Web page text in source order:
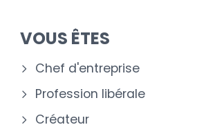
VOUS ÊTES
Chef d'entreprise
Profession libérale
Créateur